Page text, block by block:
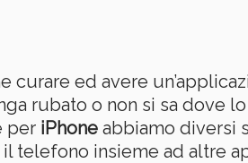
curare ed avere
rubato o non si sa dove
per iPhone abbiamo diversi
telefono insieme ad altre